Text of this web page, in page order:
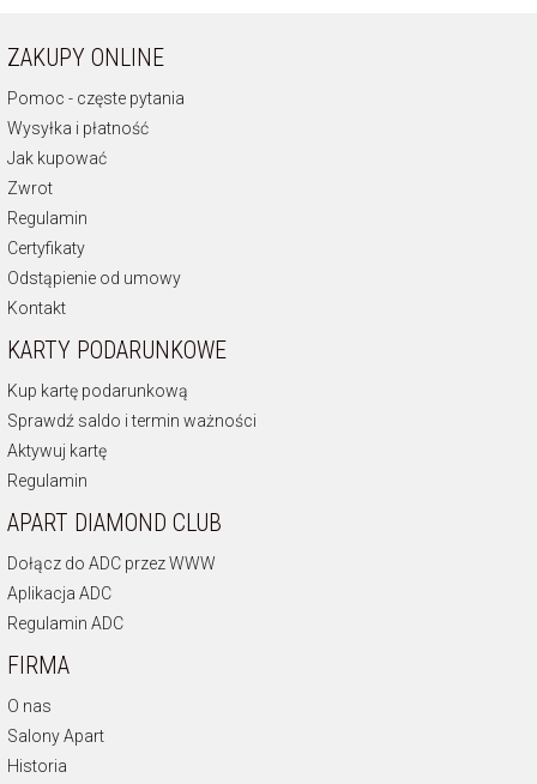
ZAKUPY ONLINE
Pomoc - częste pytania
Wysyłka i płatność
Jak kupować
Zwrot
Regulamin
Certyfikaty
Odstąpienie od umowy
Kontakt
KARTY PODARUNKOWE
Kup kartę podarunkową
Sprawdź saldo i termin ważności
Aktywuj kartę
Regulamin
APART DIAMOND CLUB
Dołącz do ADC przez WWW
Aplikacja ADC
Regulamin ADC
FIRMA
O nas
Salony Apart
Historia